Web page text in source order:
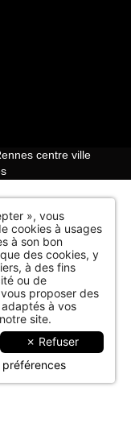
centre ville
», vous
cookies à usages
à son bon
des cookies, y
à des fins
ou de
proposer des
à vos
site.
✗ Refuser
préférences